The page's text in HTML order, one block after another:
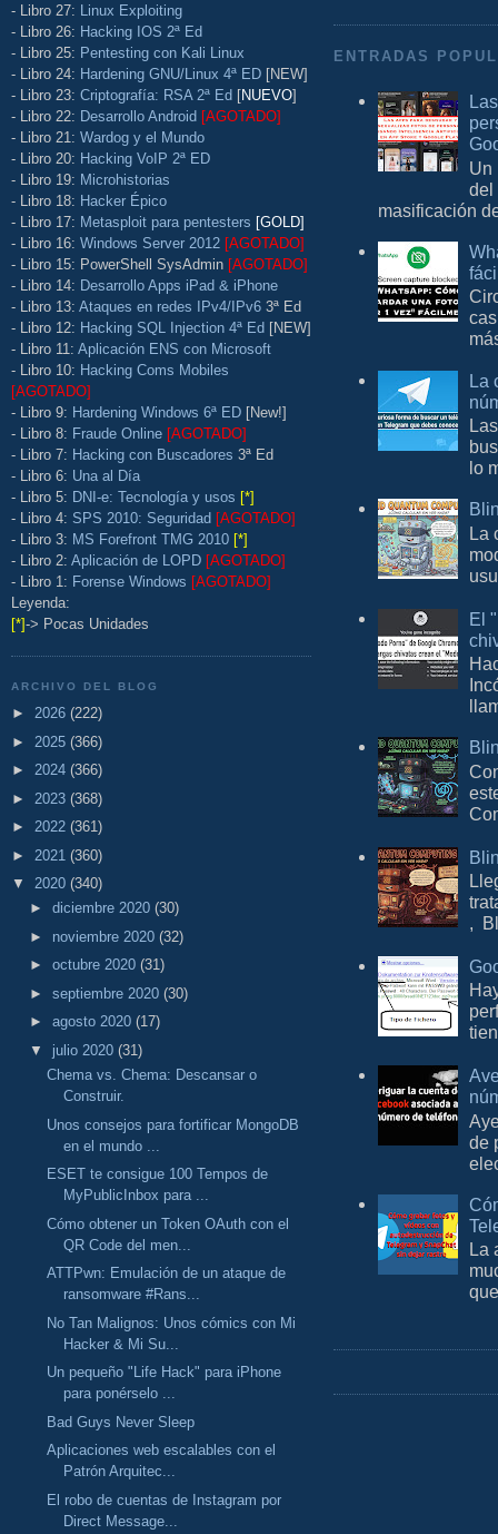
- Libro 27: Linux Exploiting
- Libro 26: Hacking IOS 2ª Ed
- Libro 25: Pentesting con Kali Linux
- Libro 24: Hardening GNU/Linux 4ª ED [NEW]
- Libro 23: Criptografía: RSA 2ª Ed [NUEVO]
- Libro 22: Desarrollo Android [AGOTADO]
- Libro 21: Wardog y el Mundo
- Libro 20: Hacking VoIP 2ª ED
- Libro 19: Microhistorias
- Libro 18: Hacker Épico
- Libro 17: Metasploit para pentesters [GOLD]
- Libro 16: Windows Server 2012 [AGOTADO]
- Libro 15: PowerShell SysAdmin [AGOTADO]
- Libro 14: Desarrollo Apps iPad & iPhone
- Libro 13: Ataques en redes IPv4/IPv6 3ª Ed
- Libro 12: Hacking SQL Injection 4ª Ed [NEW]
- Libro 11: Aplicación ENS con Microsoft
- Libro 10: Hacking Coms Mobiles
[AGOTADO]
- Libro 9: Hardening Windows 6ª ED [New!]
- Libro 8: Fraude Online [AGOTADO]
- Libro 7: Hacking con Buscadores 3ª Ed
- Libro 6: Una al Día
- Libro 5: DNI-e: Tecnología y usos [*]
- Libro 4: SPS 2010: Seguridad [AGOTADO]
- Libro 3: MS Forefront TMG 2010 [*]
- Libro 2: Aplicación de LOPD [AGOTADO]
- Libro 1: Forense Windows [AGOTADO]
Leyenda:
[*]-> Pocas Unidades
ARCHIVO DEL BLOG
► 2026 (222)
► 2025 (366)
► 2024 (366)
► 2023 (368)
► 2022 (361)
► 2021 (360)
▼ 2020 (340)
► diciembre 2020 (30)
► noviembre 2020 (32)
► octubre 2020 (31)
► septiembre 2020 (30)
► agosto 2020 (17)
▼ julio 2020 (31)
Chema vs. Chema: Descansar o
Construir.
Unos consejos para fortificar MongoDB
en el mundo ...
ESET te consigue 100 Tempos de
MyPublicInbox para ...
Cómo obtener un Token OAuth con el
QR Code del men...
ATTPwn: Emulación de un ataque de
ransomware #Rans...
No Tan Malignos: Unos cómics con Mi
Hacker & Mi Su...
Un pequeño "Life Hack" para iPhone
para ponérselo ...
Bad Guys Never Sleep
Aplicaciones web escalables con el
Patrón Arquitec...
El robo de cuentas de Instagram por
Direct Message...
ENTRADAS
Un
del
masificación
La
lo
La
El
,
de
La